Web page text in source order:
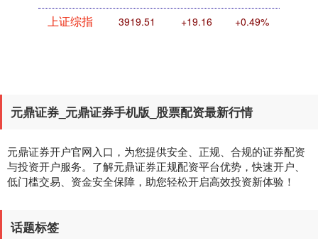
上证综指 3919.51 +19.16 +0.49%
深证成指 14295.08 +184.96 +1.31%
元鼎证券_元鼎证券手机版_股票配资最新行情
元鼎证券开户官网入口，为您提供安全、正规、合规的证券配资
与投资开户服务。了解元鼎证券正规配资平台优势，快速开户、
低门槛交易、资金安全保障，助您轻松开启高效投资新体验！
话题标签